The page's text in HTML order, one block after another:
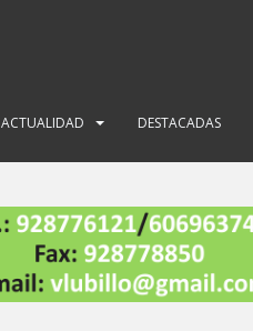
ACTUALIDAD DESTACADAS